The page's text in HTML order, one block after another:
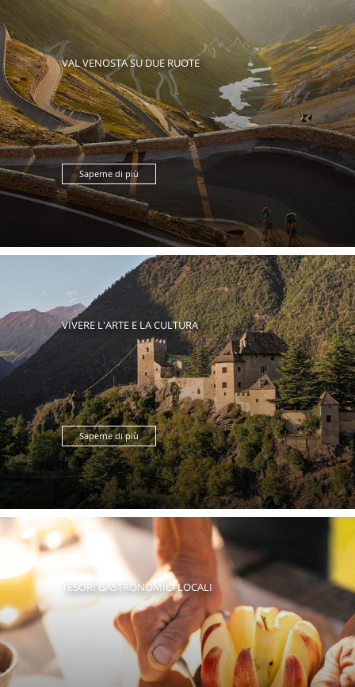
VAL VENOSTA SU DUE RUOTE
Saperne di più
VIVERE L'ARTE E LA CULTURA
Saperne di più
TESORI GASTRONOMICI LOCALI